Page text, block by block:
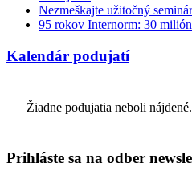
Nezmeškajte užitočný seminár
95 rokov Internorm: 30
Kalendár podujatí
Žiadne podujatia neboli nájdené.
Prihláste sa na odber